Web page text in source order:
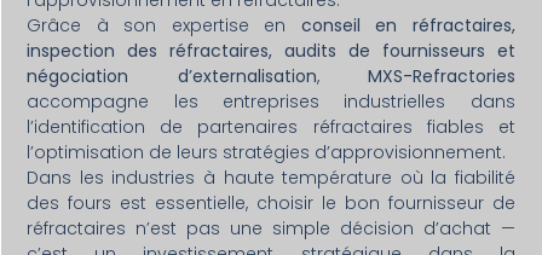
Grâce à son expertise en conseil en réfractaires,
inspection des réfractaires, audits de fournisseurs et
négociation d’externalisation, MXS-Refractories
accompagne les entreprises industrielles dans
l’identification de partenaires réfractaires fiables et
l’optimisation de leurs stratégies d’approvisionnement.
Dans les industries à haute température où la fiabilité
des fours est essentielle, choisir le bon fournisseur de
réfractaires n’est pas une simple décision d’achat —